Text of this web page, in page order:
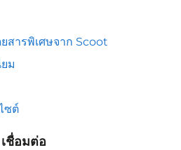
สารพิเศษจาก Scoot
ม
ซต์
เชื่อมต่อ